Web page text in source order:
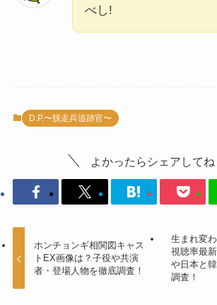
べし!
D.P.〜脱走兵追跡官〜
よかったらシェアしてね
ホンチョンギ相関図キャス
トEX画像は？子役や共演
者・登場人物を徹底調査！
生まれ変
視聴率最
や日本と
調査！